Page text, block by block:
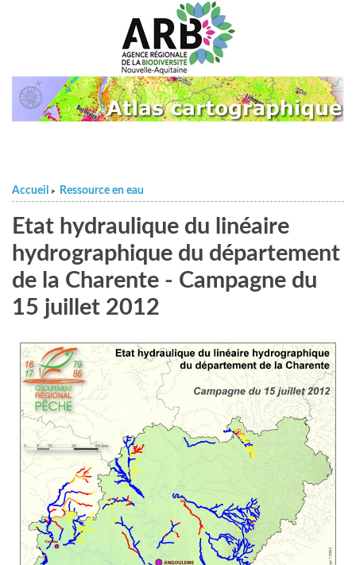
Accueil > Ressource en eau
Etat hydraulique du linéaire
hydrographique du département
de la Charente - Campagne du
15 juillet 2012